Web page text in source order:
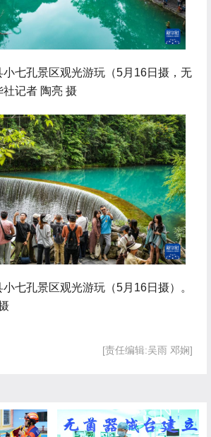
孔景区观光游玩（5月16日摄，无
社记者 陶亮 摄
孔景区观光游玩（5月16日摄）。
[责任编辑:吴雨 邓娴]